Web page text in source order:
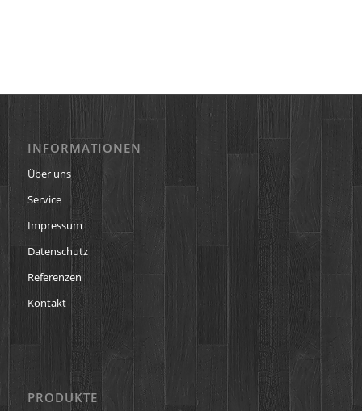
INFORMATIONEN
Über uns
Service
Impressum
Datenschutz
Referenzen
Kontakt
PRODUKTE